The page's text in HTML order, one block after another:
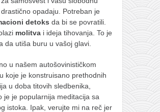
opadaju. Potreban je
detoks da bi se povratili.
molitva i ideja tihovanja. To je
da utiša buru u vašoj glavi.
u našem autošovinističkom
koje je konstruisano prethodnih
u doba titovih sledbenika,
je je popularnija meditacija sa
istoka. Ipak, verujte mi na reč jer